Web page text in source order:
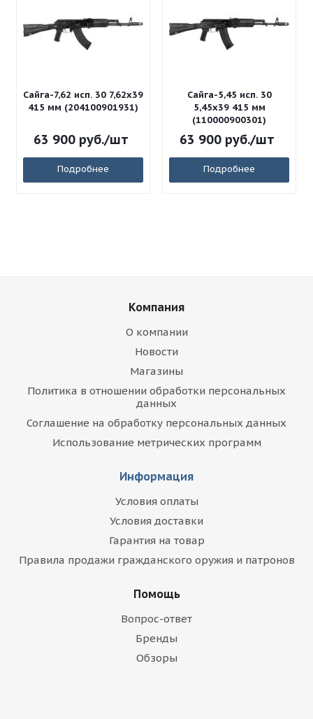
Сайга-7,62 исп. 30 7,62x39
415 мм (204100901931)
63 900руб./шт
Подробнее
Сайга-5,45 исп. 30
5,45x39 415 мм
(110000900301)
63 900руб./шт
Подробнее
Компания
О компании
Новости
Магазины
Политика в отношении обработки персональных
данных
Соглашение на обработку персональных данных
Использование метрических программ
Информация
Условия оплаты
Условия доставки
Гарантия на товар
Правила продажи гражданского оружия и патронов
Помощь
Вопрос-ответ
Бренды
Обзоры